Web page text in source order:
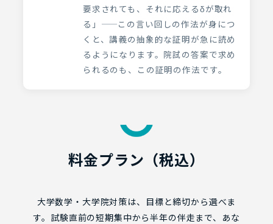
要求されても、それに応えるδが取れ
る」——この言い回しの作法が身につ
くと、講義の抽象的な証明が急に読め
るようになります。院試の答案で求め
られるのも、この証明の作法です。
料金プラン（税込）
大学数学・大学院対策は、目標と締切から選べま
す。試験直前の短期集中から半年の伴走まで、あな